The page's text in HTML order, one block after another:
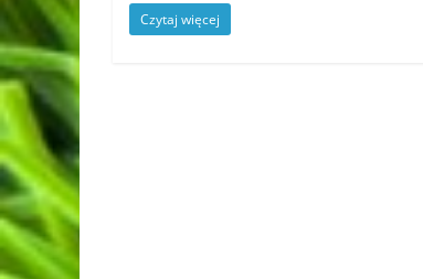
Czytaj więcej